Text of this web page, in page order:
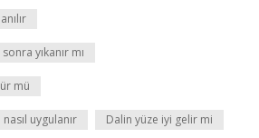
yıkanır mı
mü
uygulanır Dalin yüze iyi gelir mi